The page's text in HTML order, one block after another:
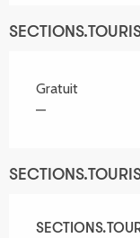
Gratuit
—